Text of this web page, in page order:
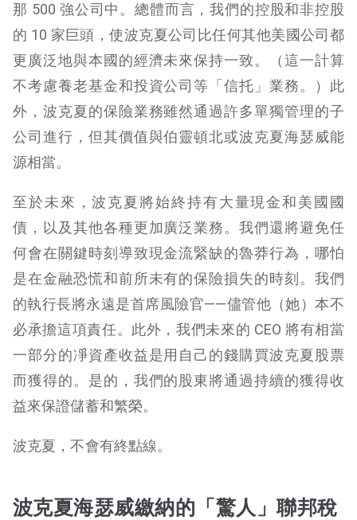
那 500 強公司中。總體而言，我們的控股和非控股
的 10 家巨頭，使波克夏公司比任何其他美國公司都
更廣泛地與本國的經濟未來保持一致。（這一計算
不考慮養老基金和投資公司等「信托」業務。）此
外，波克夏的保險業務雖然通過許多單獨管理的子
公司進行，但其價值與伯靈頓北或波克夏海瑟威能
源相當。
至於未來，波克夏將始終持有大量現金和美國國
債，以及其他各種更加廣泛業務。我們還將避免任
何會在關鍵時刻導致現金流緊缺的魯莽行為，哪怕
是在金融恐慌和前所未有的保險損失的時刻。我們
的執行長將永遠是首席風險官——儘管他（她）本不
必承擔這項責任。此外，我們未來的 CEO 將有相當
一部分的凈資產收益是用自己的錢購買波克夏股票
而獲得的。是的，我們的股東將通過持續的獲得收
益來保證儲蓄和繁榮。
波克夏，不會有終點線。
波克夏海瑟威繳納的「驚人」聯邦稅